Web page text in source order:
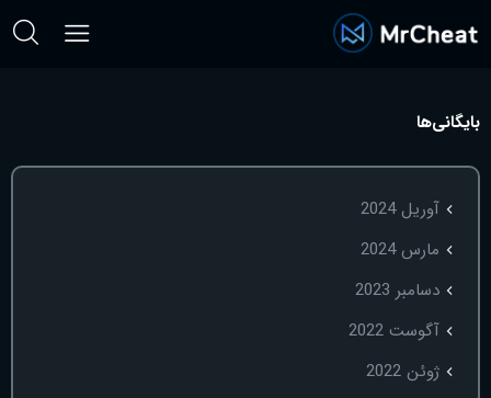
بایگانی‌ها
آوریل 2024
مارس 2024
دسامبر 2023
آگوست 2022
ژوئن 2022